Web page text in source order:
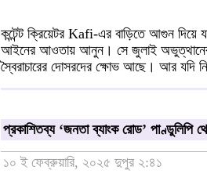
কন্টেন্ট ক্রিয়েটর Kafi-এর বাড়িতে আগুন দিয়ে
আইনের আওতায় আনুন। সে জুলাই
স্বৈরাচারের দোসরদের ক্ষোভ আছে। আর যদি
প্রকাশিতব্য ‘জনতা ব্যাংক রোড’ পাণ্ডুলিপি
১০ ই ফেব্রুয়ারি, ২০২৫ দুপুর ২:৪১